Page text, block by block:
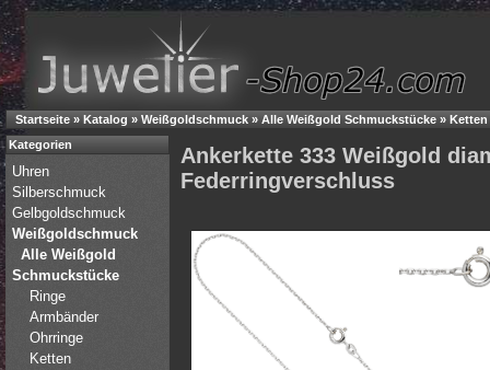
Startseite » Katalog » Weißgoldschmuck » Alle Weißgold Schmuckstücke »
Ankerkette 333 Weißgold
Federringverschluss
Kategorien
Uhren
Silberschmuck
Gelbgoldschmuck
Weißgoldschmuck
Alle Weißgold
Schmuckstücke
Ringe
Armbänder
Ohrringe
Ketten